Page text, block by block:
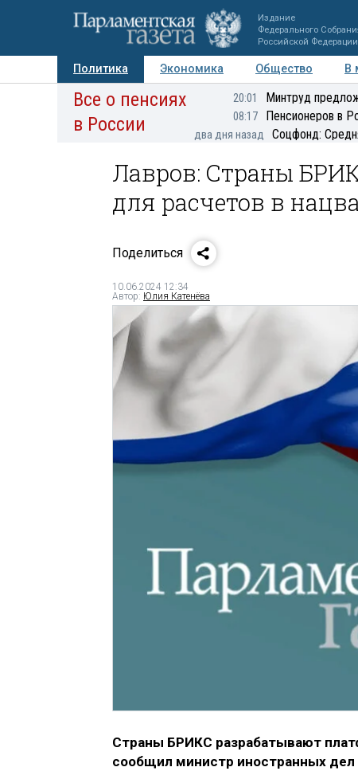
Издание
Федерального
Российской Федерации
Политика Экономика Общество В
Авторы Персоны Мнения Регионы
Все о пенсиях
в России
20:01 Минтруд
08:17 Пенсионеров в
два дня назад Соцфонд:
Лавров: Страны
для расчетов в
Поделиться
10.06.2024 12:34
Автор: Юлия Катенёва
Страны БРИКС разрабатывают
сообщил министр иностранных